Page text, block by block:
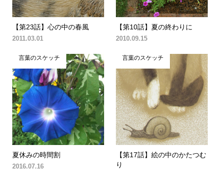
【第23話】心の中の春風
2011.03.01
【第10話】夏の終わりに
2010.09.15
言葉のスケッチ
夏休みの時間割
2016.07.16
言葉のスケッチ
【第17話】絵の中のかたつむ
り